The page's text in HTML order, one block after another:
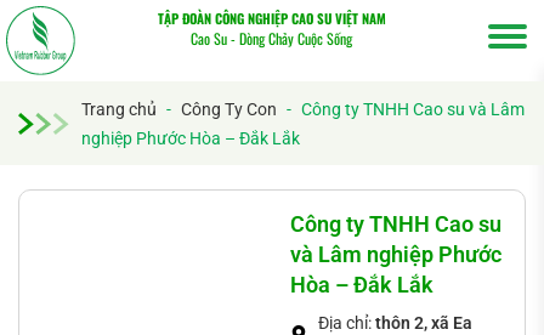
TẬP ĐOÀN CÔNG NGHIỆP CAO SU VIỆT NAM
Cao Su - Dòng Chảy Cuộc Sống
Trang chủ - Công Ty Con - Công ty TNHH Cao su và Lâm
nghiệp Phước Hòa – Đắk Lắk
Công ty TNHH Cao su
và Lâm nghiệp Phước
Hòa – Đắk Lắk
Địa chỉ:thôn 2, xã Ea
kiếm...